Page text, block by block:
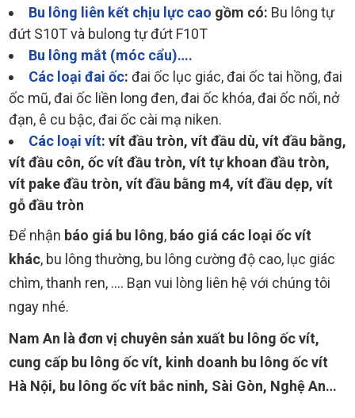
Bu lông liên kết chịu lực cao gồm có: Bu lông tự
đứt S10T và bulong tự đứt F10T
Bu lông mắt (móc cẩu)….
Các loại đai ốc: đai ốc lục giác, đai ốc tai hồng, đai
ốc mũ, đai ốc liền long đen, đai ốc khóa, đai ốc nối, nở
đạn, ê cu bậc, đai ốc cài mạ niken.
Các loại vít: vít đầu tròn, vít đầu dù, vít đầu bằng,
vít đầu côn, ốc vít đầu tròn, vít tự khoan đầu tròn,
vít pake đầu tròn, vít đầu bằng m4, vít đầu dẹp, vít
gỗ đầu tròn
Để nhận báo giá bu lông, báo giá các loại ốc vít
khác, bu lông thường, bu lông cường độ cao, lục giác
chìm, thanh ren, …. Bạn vui lòng liên hệ với chúng tôi
ngay nhé.
Nam An là đơn vị chuyên sản xuất bu lông ốc vít,
cung cấp bu lông ốc vít, kinh doanh bu lông ốc vít
Hà Nội, bu lông ốc vít bắc ninh, Sài Gòn, Nghệ An…